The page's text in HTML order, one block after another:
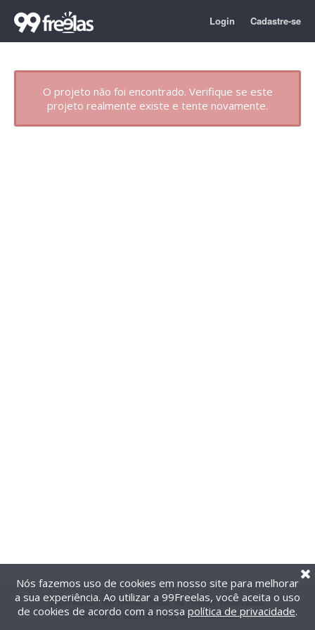
Login Cadastre-se
O projeto não foi encontrado. Verifique se este
projeto realmente existe e tente novamente.
@2014-2026 99Freelas. Todos os direitos reservados.
Termos de uso| Política de privacidade
Nós fazemos uso de cookies em nosso site para melhorar
a sua experiência. Ao utilizar a 99Freelas, você aceita o uso
de cookies de acordo com a nossa política de privacidade.